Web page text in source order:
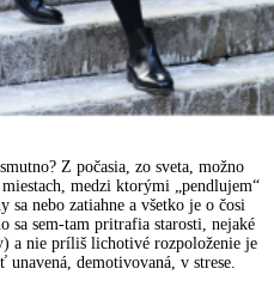
Z počasia, zo sveta, možno
medzi ktorými „pendlujem“
sa nebo zatiahne a všetko je o čosi
sa sem-tam pritrafia starosti, nejaké
a nie príliš lichotivé rozpoloženie je
demotivovaná, v strese.